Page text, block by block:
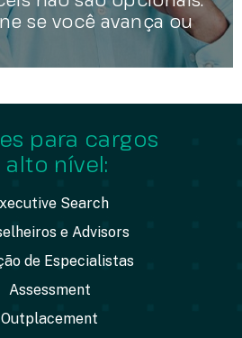
se você avança ou
para cargos
alto nível:
Search
e Advisors
de Especialistas
Assessment
Outplacement